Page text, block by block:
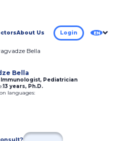
About Us Login EN
Bella
Bella
Pediatrician
13 years, Ph.D.
languages: